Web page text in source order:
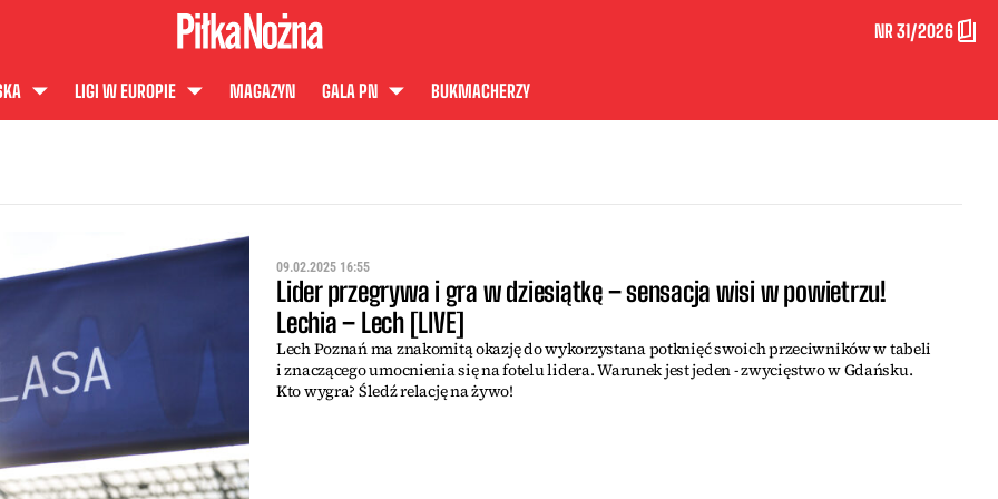
NR 31/2026
LIGI W EUROPIE MAGAZYN GALA PN BUKMACHERZY
09.02.2025 16:55
Lider przegrywa i gra w dziesiątkę – sensacja wisi w powietrzu!
Lechia – Lech [LIVE]
Lech Poznań ma znakomitą okazję do wykorzystana potknięć swoich przeciwników w tabeli
i znaczącego umocnienia się na fotelu lidera. Warunek jest jeden - zwycięstwo w Gdańsku.
Kto wygra? Śledź relację na żywo!